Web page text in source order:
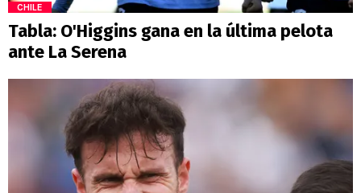
CHILE
Tabla: O'Higgins gana en la última pelota
ante La Serena